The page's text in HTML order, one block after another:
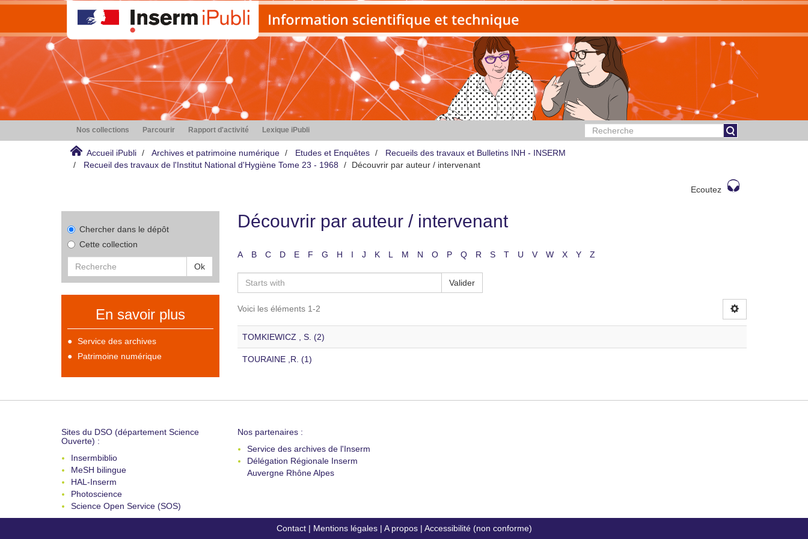
Nos collections Parcourir Rapport d'activité Lexique iPubli
Accueil iPubli Archives et patrimoine numérique Etudes et Enquêtes
Recueils des travaux et Bulletins INH - INSERM
Recueil des travaux de l'Institut National d'Hygiène Tome 23 - 1968
Découvrir par auteur / intervenant
Ecoutez
Chercher dans le dépôt
Cette collection
Ok
En savoir plus
Service des archives
Patrimoine numérique
Découvrir par auteur / intervenant
A B C D E F G H I J K L M N O P Q R S T U V W X Y Z
Valider
Voici les éléments 1-2
TOMKIEWICZ , S. (2)
TOURAINE ,R. (1)
Sites du DSO (département Science
Ouverte) :
Insermbiblio
MeSH bilingue
HAL-Inserm
Photoscience
Science Open Service (SOS)
Nos partenaires :
Service des archives de l'Inserm
Délégation Régionale Inserm
Auvergne Rhône Alpes
Contact| Mentions légales| A propos| Accessibilité (non conforme)